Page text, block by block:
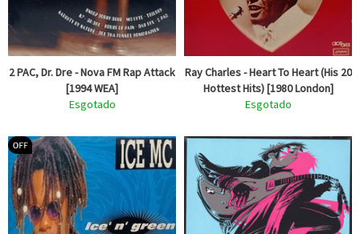
2 PAC, Dr. Dre - Nova FM Rap Attack
[1994 WEA]
Esgotado
Ray Charles - Heart To Heart (His 20
Hottest Hits) [1980 London]
Esgotado